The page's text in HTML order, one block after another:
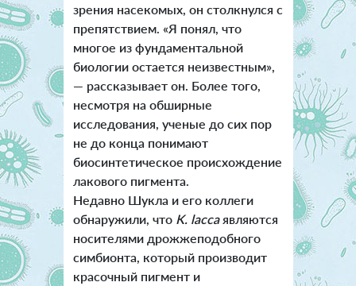
зрения насекомых, он столкнулся с
препятствием. «Я понял, что
многое из фундаментальной
биологии остается неизвестным»,
— рассказывает он. Более того,
несмотря на обширные
исследования, ученые до сих пор
не до конца понимают
биосинтетическое происхождение
лакового пигмента.
Недавно Шукла и его коллеги
обнаружили, что K. laccaявляются
носителями дрожжеподобного
симбионта, который производит
красочный пигмент и